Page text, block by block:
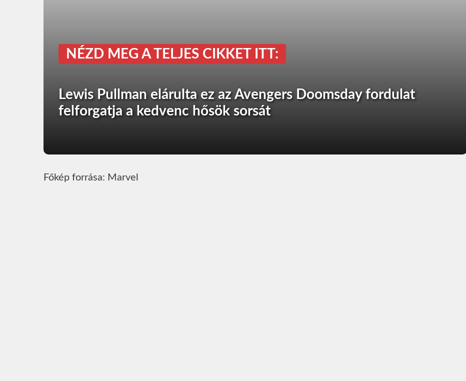
NÉZD MEG A TELJES CIKKET ITT:
Lewis Pullman elárulta ez az Avengers Doomsday fordulat
felforgatja a kedvenc hősök sorsát
Főkép forrása: Marvel